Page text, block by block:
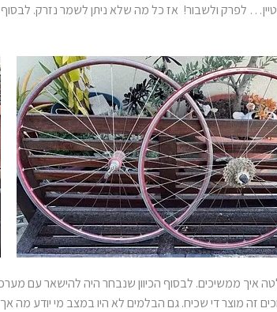
לפרק ולשבור! אז כל מה שלא ניתן לשמר נזרק. לבסוף